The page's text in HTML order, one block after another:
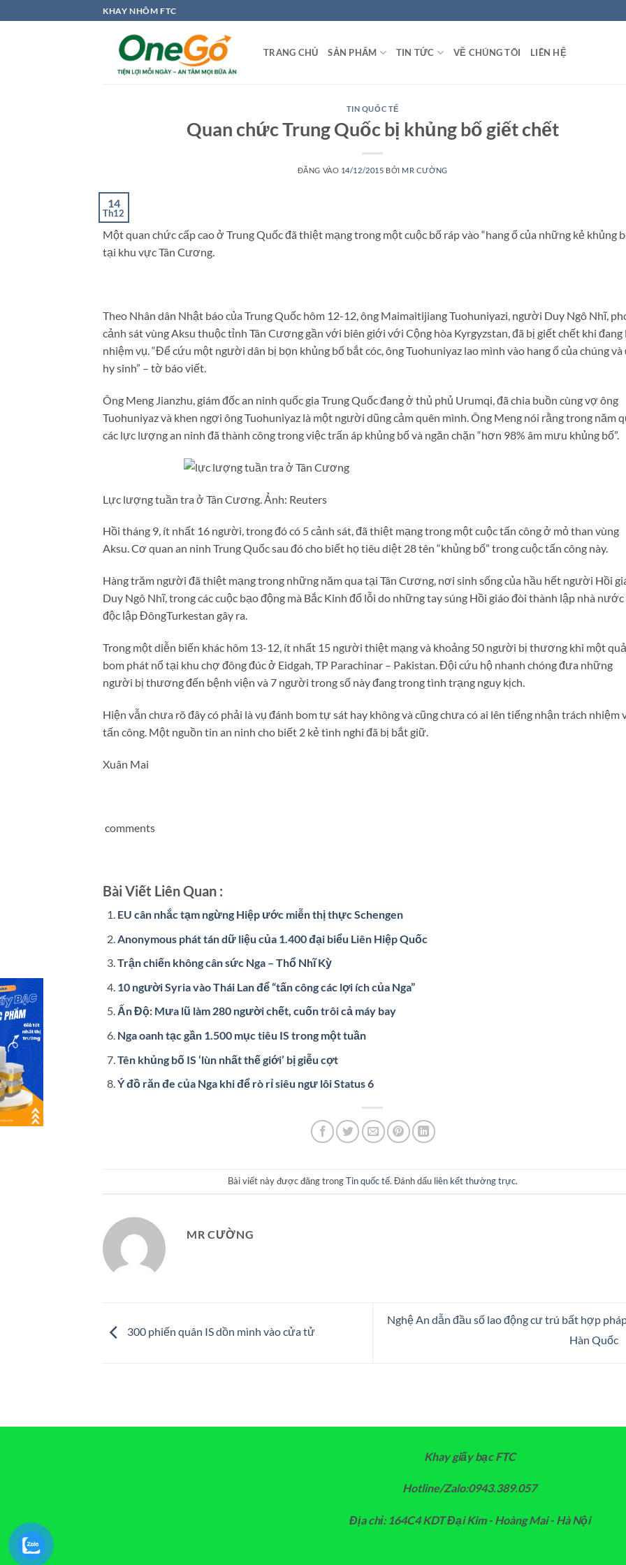
qua
KHAY NHÔM FTC
TRANG CHỦ SẢN PHẨM TIN TỨC VỀ CHÚNG TÔI LIÊN HỆ
TIN QUỐC TẾ
Quan chức Trung Quốc bị khủng bố giết chết
ĐĂNG VÀO 14/12/2015 BỞI MR CƯỜNG
14
Th12
Một quan chức cấp cao ở Trung Quốc đã thiệt mạng trong một cuộc bố ráp vào “hang ổ của những kẻ khủng
tại khu vực Tân Cương.
Theo Nhân dân Nhật báo của Trung Quốc hôm 12-12, ông Maimaitijiang Tuohuniyazi, người Duy Ngô Nhĩ,
cảnh sát vùng Aksu thuộc tỉnh Tân Cương gần với biên giới với Cộng hòa Kyrgyzstan, đã bị giết chết khi đang
nhiệm vụ. “Để cứu một người dân bị bọn khủng bố bắt cóc, ông Tuohuniyaz lao mình vào hang ổ của chúng và
hy sinh” – tờ báo viết.
Ông Meng Jianzhu, giám đốc an ninh quốc gia Trung Quốc đang ở thủ phủ Urumqi, đã chia buồn cùng vợ ông
Tuohuniyaz và khen ngợi ông Tuohuniyaz là một người dũng cảm quên mình. Ông Meng nói rằng trong năm
các lực lượng an ninh đã thành công trong việc trấn áp khủng bố và ngăn chặn “hơn 98% âm mưu khủng bố”.
Lực lượng tuần tra ở Tân Cương. Ảnh: Reuters
Hồi tháng 9, ít nhất 16 người, trong đó có 5 cảnh sát, đã thiệt mạng trong một cuộc tấn công ở mỏ than vùng
Aksu. Cơ quan an ninh Trung Quốc sau đó cho biết họ tiêu diệt 28 tên “khủng bố” trong cuộc tấn công này.
Hàng trăm người đã thiệt mạng trong những năm qua tại Tân Cương, nơi sinh sống của hầu hết người Hồi
Duy Ngô Nhĩ, trong các cuộc bạo động mà Bắc Kinh đổ lỗi do những tay súng Hồi giáo đòi thành lập nhà nước
độc lập ĐôngTurkestan gây ra.
Trong một diễn biến khác hôm 13-12, ít nhất 15 người thiệt mạng và khoảng 50 người bị thương khi một quả
bom phát nổ tại khu chợ đông đúc ở Eidgah, TP Parachinar – Pakistan. Đội cứu hộ nhanh chóng đưa những
người bị thương đến bệnh viện và 7 người trong số này đang trong tình trạng nguy kịch.
Hiện vẫn chưa rõ đây có phải là vụ đánh bom tự sát hay không và cũng chưa có ai lên tiếng nhận trách nhiệm
tấn công. Một nguồn tin an ninh cho biết 2 kẻ tình nghi đã bị bắt giữ.
Xuân Mai
comments
Bài Viết Liên Quan :
EU cân nhắc tạm ngừng Hiệp ước miễn thị thực Schengen
Anonymous phát tán dữ liệu của 1.400 đại biểu Liên Hiệp Quốc
Trận chiến không cân sức Nga – Thổ Nhĩ Kỳ
10 người Syria vào Thái Lan để “tấn công các lợi ích của Nga”
Ấn Độ: Mưa lũ làm 280 người chết, cuốn trôi cả máy bay
Nga oanh tạc gần 1.500 mục tiêu IS trong một tuần
Tên khủng bố IS ‘lùn nhất thế giới’ bị giễu cợt
Ý đồ răn đe của Nga khi để rò rỉ siêu ngư lôi Status 6
Bài viết này được đăng trongTin quốc tế. Đánh dấu liên kết thường trực.
MR CƯỜNG
300 phiến quân IS dồn mình vào cửa tử
Nghệ An dẫn đầu số lao động cư trú bất hợp
Hàn Quốc
Khay giấy bạc FTC
Hotline/Zalo:0943.389.057
Địa chỉ: 164C4 KDT Đại Kim - Hoàng Mai - Hà Nội